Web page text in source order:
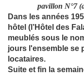
pavillon N°7
Dans les années
hôtel (l’Hôtel des
meublés sous le
jours l'ensemble se
locataires.
Suite et fin la